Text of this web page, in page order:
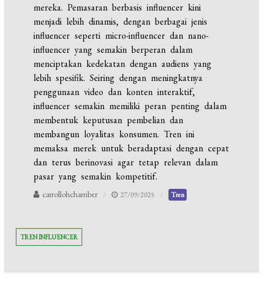
mereka. Pemasaran berbasis influencer kini
menjadi lebih dinamis, dengan berbagai jenis
influencer seperti micro-influencer dan nano-
influencer yang semakin berperan dalam
menciptakan kedekatan dengan audiens yang
lebih spesifik. Seiring dengan meningkatnya
penggunaan video dan konten interaktif,
influencer semakin memiliki peran penting dalam
membentuk keputusan pembelian dan
membangun loyalitas konsumen. Tren ini
memaksa merek untuk beradaptasi dengan cepat
dan terus berinovasi agar tetap relevan dalam
pasar yang semakin kompetitif.
carrollohchamber 27/09/2025 Tren
TREN INFLUENCER